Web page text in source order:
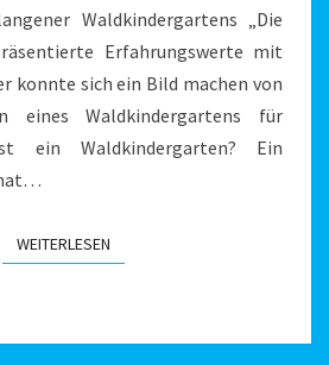
Waldkindergartens „Die
Erfahrungswerte mit
konnte sich ein Bild machen von
eines Waldkindergartens für
ein Waldkindergarten? Ein
WEITERLESENWEITERLESEN